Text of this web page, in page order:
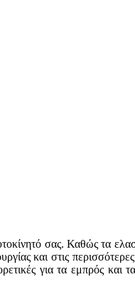
σας. Καθώς τα
και στις
για τα εμπρός και